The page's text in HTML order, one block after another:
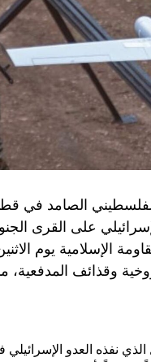
الصامد في
على القرى
وقذائف المدفعية،
الذي نفذه العدو